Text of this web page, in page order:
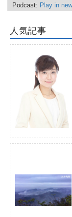
Podcast: Play in
人気記事